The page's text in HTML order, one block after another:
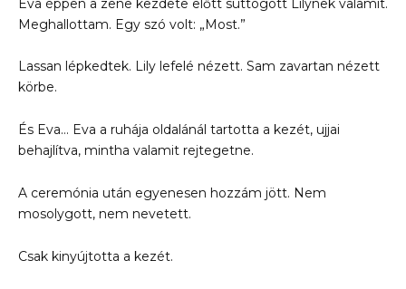
Eva éppen a zene kezdete előtt suttogott Lilynek valamit.
Meghallottam. Egy szó volt: „Most.”
Lassan lépkedtek. Lily lefelé nézett. Sam zavartan nézett
körbe.
És Eva… Eva a ruhája oldalánál tartotta a kezét, ujjai
behajlítva, mintha valamit rejtegetne.
A ceremónia után egyenesen hozzám jött. Nem
mosolygott, nem nevetett.
Csak kinyújtotta a kezét.